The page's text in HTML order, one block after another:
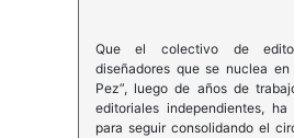
Que el colectivo de
diseñadores que se nuclea en
Pez”, luego de años de
editoriales independientes,
para seguir consolidando el